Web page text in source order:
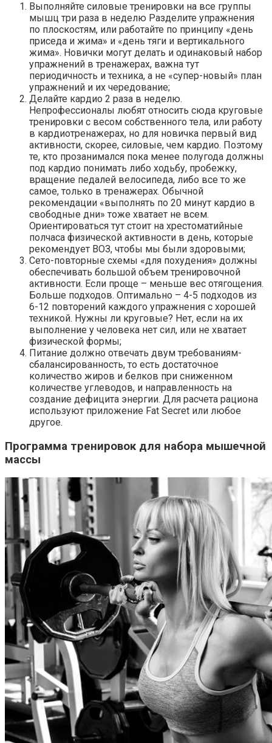
Выполняйте силовые тренировки на все группы
мышц три раза в неделю Разделите упражнения
по плоскостям, или работайте по принципу «день
приседа и жима» и «день тяги и вертикального
жима». Новички могут делать и одинаковый набор
упражнений в тренажерах, важна тут
периодичность и техника, а не «супер-новый» план
упражнений и их чередование;
Делайте кардио 2 раза в неделю.
Непрофессионалы любят относить сюда круговые
тренировки с весом собственного тела, или работу
в кардиотренажерах, но для новичка первый вид
активности, скорее, силовые, чем кардио. Поэтому
те, кто прозанимался пока менее полугода должны
под кардио понимать либо ходьбу, пробежку,
вращение педалей велосипеда, либо все то же
самое, только в тренажерах. Обычной
рекомендации «выполнять по 20 минут кардио в
свободные дни» тоже хватает не всем.
Ориентироваться тут стоит на хрестоматийные
полчаса физической активности в день, которые
рекомендует ВОЗ, чтобы мы были здоровыми;
Сето-повторные схемы «для похудения» должны
обеспечивать большой объем тренировочной
активности. Если проще – меньше вес отягощения.
Больше подходов. Оптимально – 4-5 подходов из
6-12 повторений каждого упражнения с хорошей
техникой. Нужны ли круговые? Нет, если на их
выполнение у человека нет сил, или не хватает
физической формы;
Питание должно отвечать двум требованиям-
сбалансированность, то есть достаточное
количество жиров и белков при сниженном
количестве углеводов, и направленность на
создание дефицита энергии. Для расчета рациона
используют приложение Fat Seсret или любое
другое.
Программа тренировок для набора мышечной
массы